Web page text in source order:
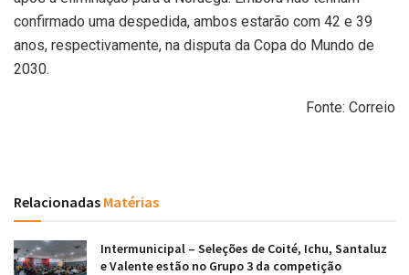
confirmado uma despedida, ambos estarão com 42 e 39
anos, respectivamente, na disputa da Copa do Mundo de
2030.
Fonte: Correio
Relacionadas Matérias
Intermunicipal – Seleções de Coité, Ichu, Santaluz
e Valente estão no Grupo 3 da competição